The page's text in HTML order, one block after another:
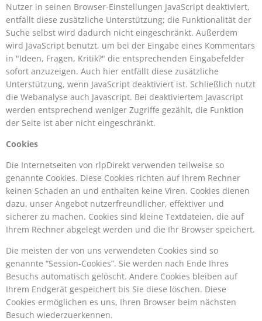
Nutzer in seinen Browser-Einstellungen JavaScript deaktiviert,
entfällt diese zusätzliche Unterstützung; die Funktionalität der
Suche selbst wird dadurch nicht eingeschränkt. Außerdem
wird JavaScript benutzt, um bei der Eingabe eines Kommentars
in "Ideen, Fragen, Kritik?" die entsprechenden Eingabefelder
sofort anzuzeigen. Auch hier entfällt diese zusätzliche
Unterstützung, wenn JavaScript deaktiviert ist. Schließlich nutzt
die Webanalyse auch Javascript. Bei deaktiviertem Javascript
werden entsprechend weniger Zugriffe gezählt, die Funktion
der Seite ist aber nicht eingeschränkt.
Cookies
Die Internetseiten von rlpDirekt verwenden teilweise so
genannte Cookies. Diese Cookies richten auf Ihrem Rechner
keinen Schaden an und enthalten keine Viren. Cookies dienen
dazu, unser Angebot nutzerfreundlicher, effektiver und
sicherer zu machen. Cookies sind kleine Textdateien, die auf
Ihrem Rechner abgelegt werden und die Ihr Browser speichert.
Die meisten der von uns verwendeten Cookies sind so
genannte “Session-Cookies”. Sie werden nach Ende Ihres
Besuchs automatisch gelöscht. Andere Cookies bleiben auf
Ihrem Endgerät gespeichert bis Sie diese löschen. Diese
Cookies ermöglichen es uns, Ihren Browser beim nächsten
Besuch wiederzuerkennen.